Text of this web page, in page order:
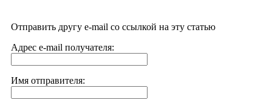
Отправить другу e-mail со ссылкой на эту статью
Адрес e-mail получателя:
Имя отправителя: